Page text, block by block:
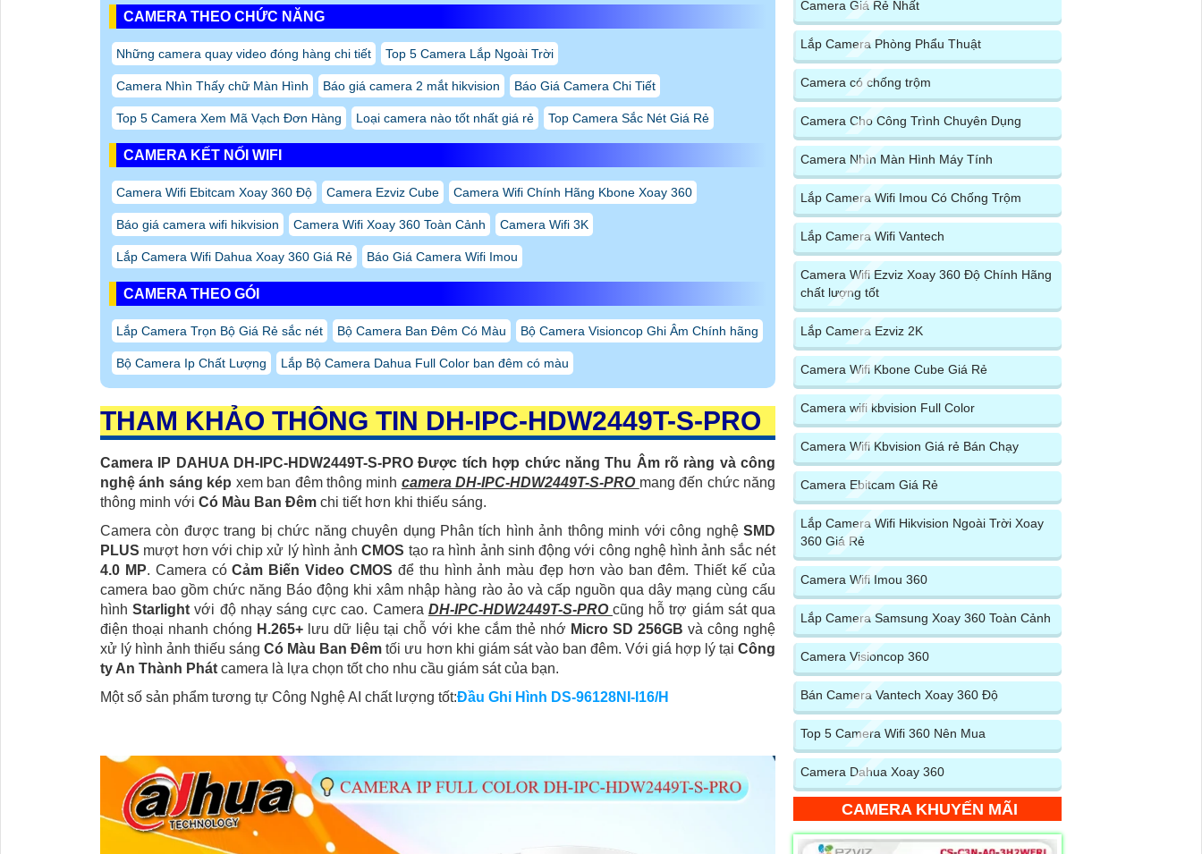
CAMERA THEO CHỨC NĂNG
Những camera quay video đóng hàng chi tiết Top 5 Camera Lắp Ngoài Trời
Camera Nhìn Thấy chữ Màn Hình Báo giá camera 2 mắt hikvision Báo Giá Camera Chi Tiết
Top 5 Camera Xem Mã Vạch Đơn Hàng Loại camera nào tốt nhất giá rẻ Top Camera Sắc Nét Giá Rẻ
CAMERA KẾT NỐI WIFI
Camera Wifi Ebitcam Xoay 360 Độ Camera Ezviz Cube Camera Wifi Chính Hãng Kbone Xoay 360
Báo giá camera wifi hikvision Camera Wifi Xoay 360 Toàn Cảnh Camera Wifi 3K
Lắp Camera Wifi Dahua Xoay 360 Giá Rẻ Báo Giá Camera Wifi Imou
CAMERA THEO GÓI
Lắp Camera Trọn Bộ Giá Rẻ sắc nét Bộ Camera Ban Đêm Có Màu Bộ Camera Visioncop Ghi Âm Chính hãng
Bộ Camera Ip Chất Lượng Lắp Bộ Camera Dahua Full Color ban đêm có màu
THAM KHẢO THÔNG TIN DH-IPC-HDW2449T-S-PRO
Camera IP DAHUA DH-IPC-HDW2449T-S-PRO Được tích hợp chức năng Thu Âm rõ ràng và công
nghệ ánh sáng kép xem ban đêm thông minh camera DH-IPC-HDW2449T-S-PRO mang đến chức năng
thông minh với Có Màu Ban Ðêm chi tiết hơn khi thiếu sáng.
Camera còn được trang bị chức năng chuyên dụng Phân tích hình ảnh thông minh với công nghệ SMD
PLUS mượt hơn với chip xử lý hình ảnhCMOS tạo ra hình ảnh sinh động với công nghệ hình ảnh sắc nét
4.0 MP. Camera cóCảm Biến Video CMOS để thu hình ảnh màu đẹp hơn vào ban đêm. Thiết kế của
camera bao gồm chức năng Báo động khi xâm nhập hàng rào ảo và cấp nguồn qua dây mạng cùng cấu
hìnhStarlight với độ nhạy sáng cực cao. Camera DH-IPC-HDW2449T-S-PROcũng hỗ trợ giám sát qua
điện thoại nhanh chóng H.265+ lưu dữ liệu tại chỗ với khe cắm thẻ nhớ Micro SD 256GB và công nghệ
xử lý hình ảnh thiếu sángCó Màu Ban Ðêm tối ưu hơn khi giám sát vào ban đêm. Với giá hợp lý tại Công
ty An Thành Phát camera là lựa chọn tốt cho nhu cầu giám sát của bạn.
Một số sản phẩm tương tự Công Nghệ AI chất lượng tốt:Đầu Ghi Hình DS-96128NI-I16/H
Camera Giá Rẻ Nhất
Lắp Camera Phòng Phẩu Thuật
Camera có chống trộm
Camera Cho Công Trình Chuyên Dụng
Camera Nhìn Màn Hình Máy Tính
Lắp Camera Wifi Imou Có Chống Trộm
Lắp Camera Wifi Vantech
Camera Wifi Ezviz Xoay 360 Độ Chính Hãng
chất lượng tốt
Lắp Camera Ezviz 2K
Camera Wifi Kbone Cube Giá Rẻ
Camera wifi kbvision Full Color
Camera Wifi Kbvision Giá rẻ Bán Chạy
Camera Ebitcam Giá Rẻ
Lắp Camera Wifi Hikvision Ngoài Trời Xoay
360 Giá Rẻ
Camera Wifi Imou 360
Lắp Camera Samsung Xoay 360 Toàn Cảnh
Camera Visioncop 360
Bán Camera Vantech Xoay 360 Độ
Top 5 Camera Wifi 360 Nên Mua
Camera Dahua Xoay 360
CAMERA KHUYẾN MÃI